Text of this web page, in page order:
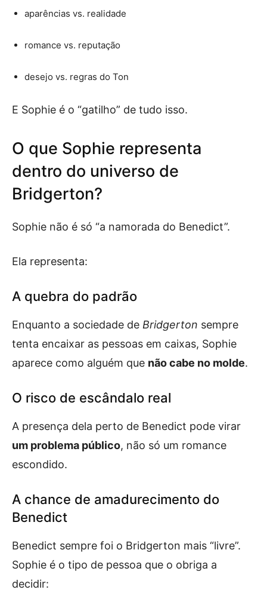
aparências vs. realidade
romance vs. reputação
desejo vs. regras do Ton
E Sophie é o “gatilho” de tudo isso.
O que Sophie representa
dentro do universo de
Bridgerton?
Sophie não é só “a namorada do Benedict”.
Ela representa:
A quebra do padrão
Enquanto a sociedade de Bridgerton sempre
tenta encaixar as pessoas em caixas, Sophie
aparece como alguém que não cabe no molde.
O risco de escândalo real
A presença dela perto de Benedict pode virar
um problema público, não só um romance
escondido.
A chance de amadurecimento do
Benedict
Benedict sempre foi o Bridgerton mais “livre”.
Sophie é o tipo de pessoa que o obriga a
decidir: